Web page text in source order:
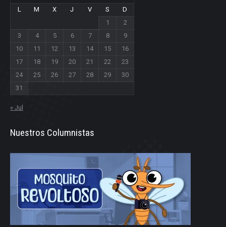
L
M X J V S
D
1
2
3
4 5 6 7 8
9
10
11 12 13 14 15
16
17
18 19 20 21 22
23
24
25 26 27 28 29
30
31
« Jul
Nuestros Columnistas